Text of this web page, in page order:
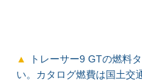
トレーサー9 GTの燃料
い。カタログ燃費は国土交